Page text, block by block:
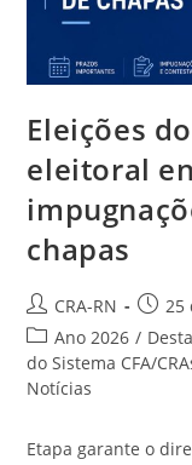
Eleições
eleitoral
chapas
Autor
do
post:
CRA-RN
Post25
Categoria
do
post:
Ano 2026 /
do Sistema CFA/
Notícias
Etapa garante o